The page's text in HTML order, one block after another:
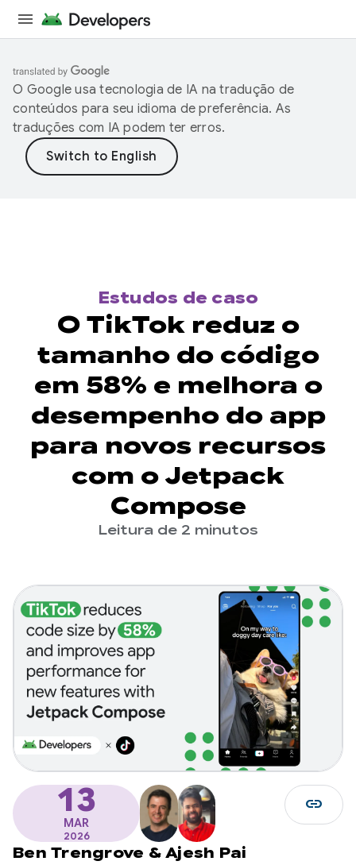
O Google usa tecnologia de IA na tradução de
conteúdos para seu idioma de preferência. As
traduções com IA podem ter erros.
Estudos de caso
O TikTok reduz o
tamanho do código
em 58% e melhora o
desempenho do app
para novos recursos
com o Jetpack
Compose
Leitura de 2 minutos
13
MAR
2026
Ben Trengrove & Ajesh Pai
link